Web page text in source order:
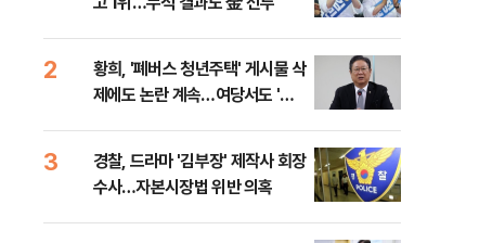
2
황희, '폐버스 청년주택' 게시물 삭
제에도 논란 계속…여당서도 '내
3
경찰, 드라마 '김부장' 제작사 회장
수사…자본시장법 위반 의혹